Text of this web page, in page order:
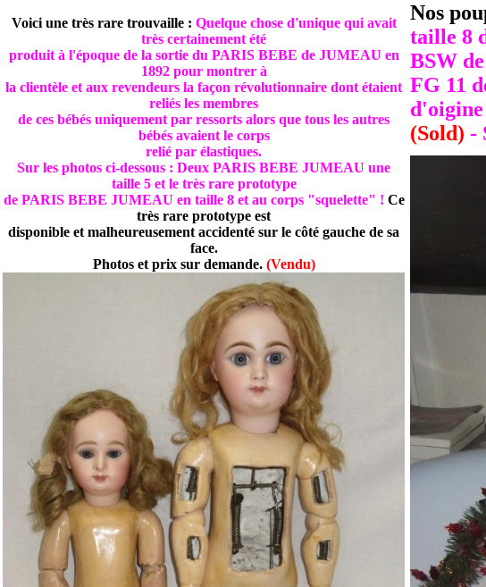
Voici une très rare trouvaille : Quelque chose d'unique qui avait
très certainement été
produit à l'époque de la sortie du PARIS BEBE de JUMEAU en
1892 pour montrer à
la clientèle et aux revendeurs la façon révolutionnaire dont étaient
reliés les membres
de ces bébés uniquement par ressorts alors que tous les autres
bébés avaient le corps
relié par élastiques.
Sur les photos ci-dessous : Deux PARIS BEBE JUMEAU une
taille 5 et le très rare prototype
de PARIS BEBE JUMEAU en taille 8 et au corps "squelette" ! Ce
très rare prototype est
disponible et malheureusement accidenté sur le côté gauche de sa
face.
Photos et prix sur demande.(Vendu)
Nos
taille 8
BSW
FG 11
(Sold) -